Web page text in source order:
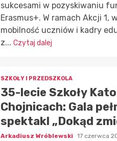
sukcesami w pozyskiwaniu
Erasmus+. W ramach Akcji 1,
mobilność uczniów i kadry
z... Czytaj dalej
SZKOŁY I PRZEDSZKOLA
35-lecie Szkoły
Chojnicach: Gala
spektakl „Dokąd
Arkadiusz Wróblewski 17 czerwca